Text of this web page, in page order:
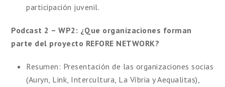
participación juvenil.
Podcast 2 – WP2 : ¿Que organizaciones forman
parte del proyecto REFORE NETWORK?
Resumen: Presentación de las organizaciones socias
(Auryn, Link, Intercultura, La Víbria y Aequalitas),